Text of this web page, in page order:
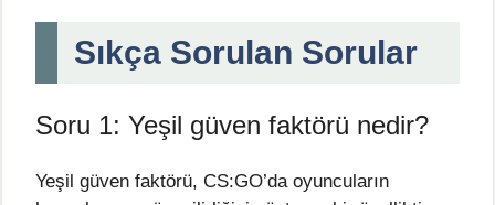
Sıkça Sorulan Sorular
Soru 1: Yeşil güven faktörü nedir?
Yeşil güven faktörü, CS:GO’da oyuncuların